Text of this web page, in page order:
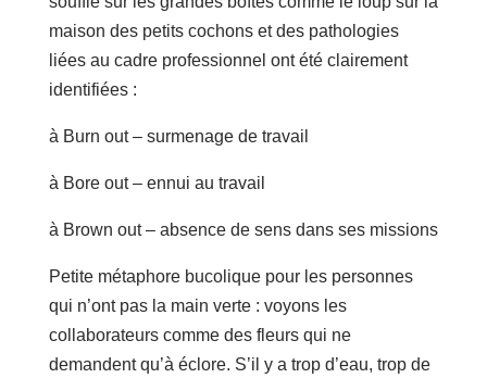
maison des petits cochons et des pathologies
liées au cadre professionnel ont été clairement
identifiées :
à Burn out – surmenage de travail
à Bore out – ennui au travail
à Brown out – absence de sens dans ses missions
Petite métaphore bucolique pour les personnes
qui n’ont pas la main verte : voyons les
collaborateurs comme des fleurs qui ne
demandent qu’à éclore. S’il y a trop d’eau, trop de